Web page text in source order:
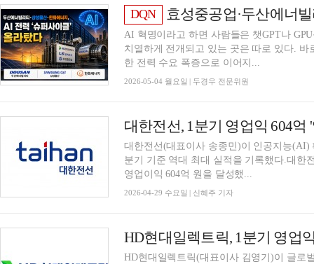
DQN 효성중공업·두산에너빌
AI 혁명이라고 하면 사람들은 챗GPT나
치열하게 전개되고 있는 곳은 따로 있다.
한 전력 수요 폭증으로 이어지...
2026-05-04 월요일 | 두경우 전문위원
대한전선, 1분기 영업익 604
대한전선(대표이사 송종민)이 인공지능
분기 기준 역대 최대 실적을 기록했다.대한
영업이익 604억 원을 달성했...
2026-04-29 수요일 | 신혜주 기자
HD현대일렉트릭, 1분기 영업
HD현대일렉트릭(대표이사 김영기)이 글로